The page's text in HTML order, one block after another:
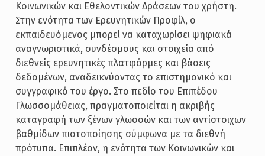
Κοινωνικών και Εθελοντικών Δράσεων του χρήστη.
Στην ενότητα των Ερευνητικών Προφίλ, ο
εκπαιδευόμενος μπορεί να καταχωρίσει ψηφιακά
αναγνωριστικά, συνδέσμους και στοιχεία από
διεθνείς ερευνητικές πλατφόρμες και βάσεις
δεδομένων, αναδεικνύοντας το επιστημονικό και
συγγραφικό του έργο. Στο πεδίο του Επιπέδου
Γλωσσομάθειας, πραγματοποιείται η ακριβής
καταγραφή των ξένων γλωσσών και των αντίστοιχων
βαθμίδων πιστοποίησης σύμφωνα με τα διεθνή
πρότυπα. Επιπλέον, η ενότητα των Κοινωνικών και